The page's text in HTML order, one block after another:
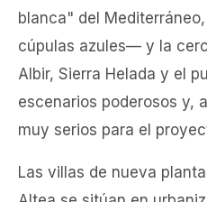
blanca" del
cúpulas azules— y la
Albir, Sierra Helada y el
escenarios poderosos y,
muy serios para el
Las villas de nueva